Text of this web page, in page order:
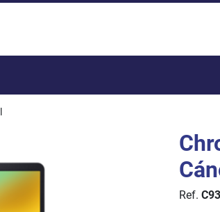
Ref.